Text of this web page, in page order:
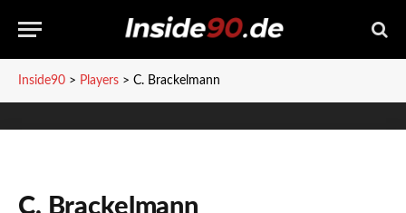
Inside90 > Players > C. Brackelmann
C. Brackelmann